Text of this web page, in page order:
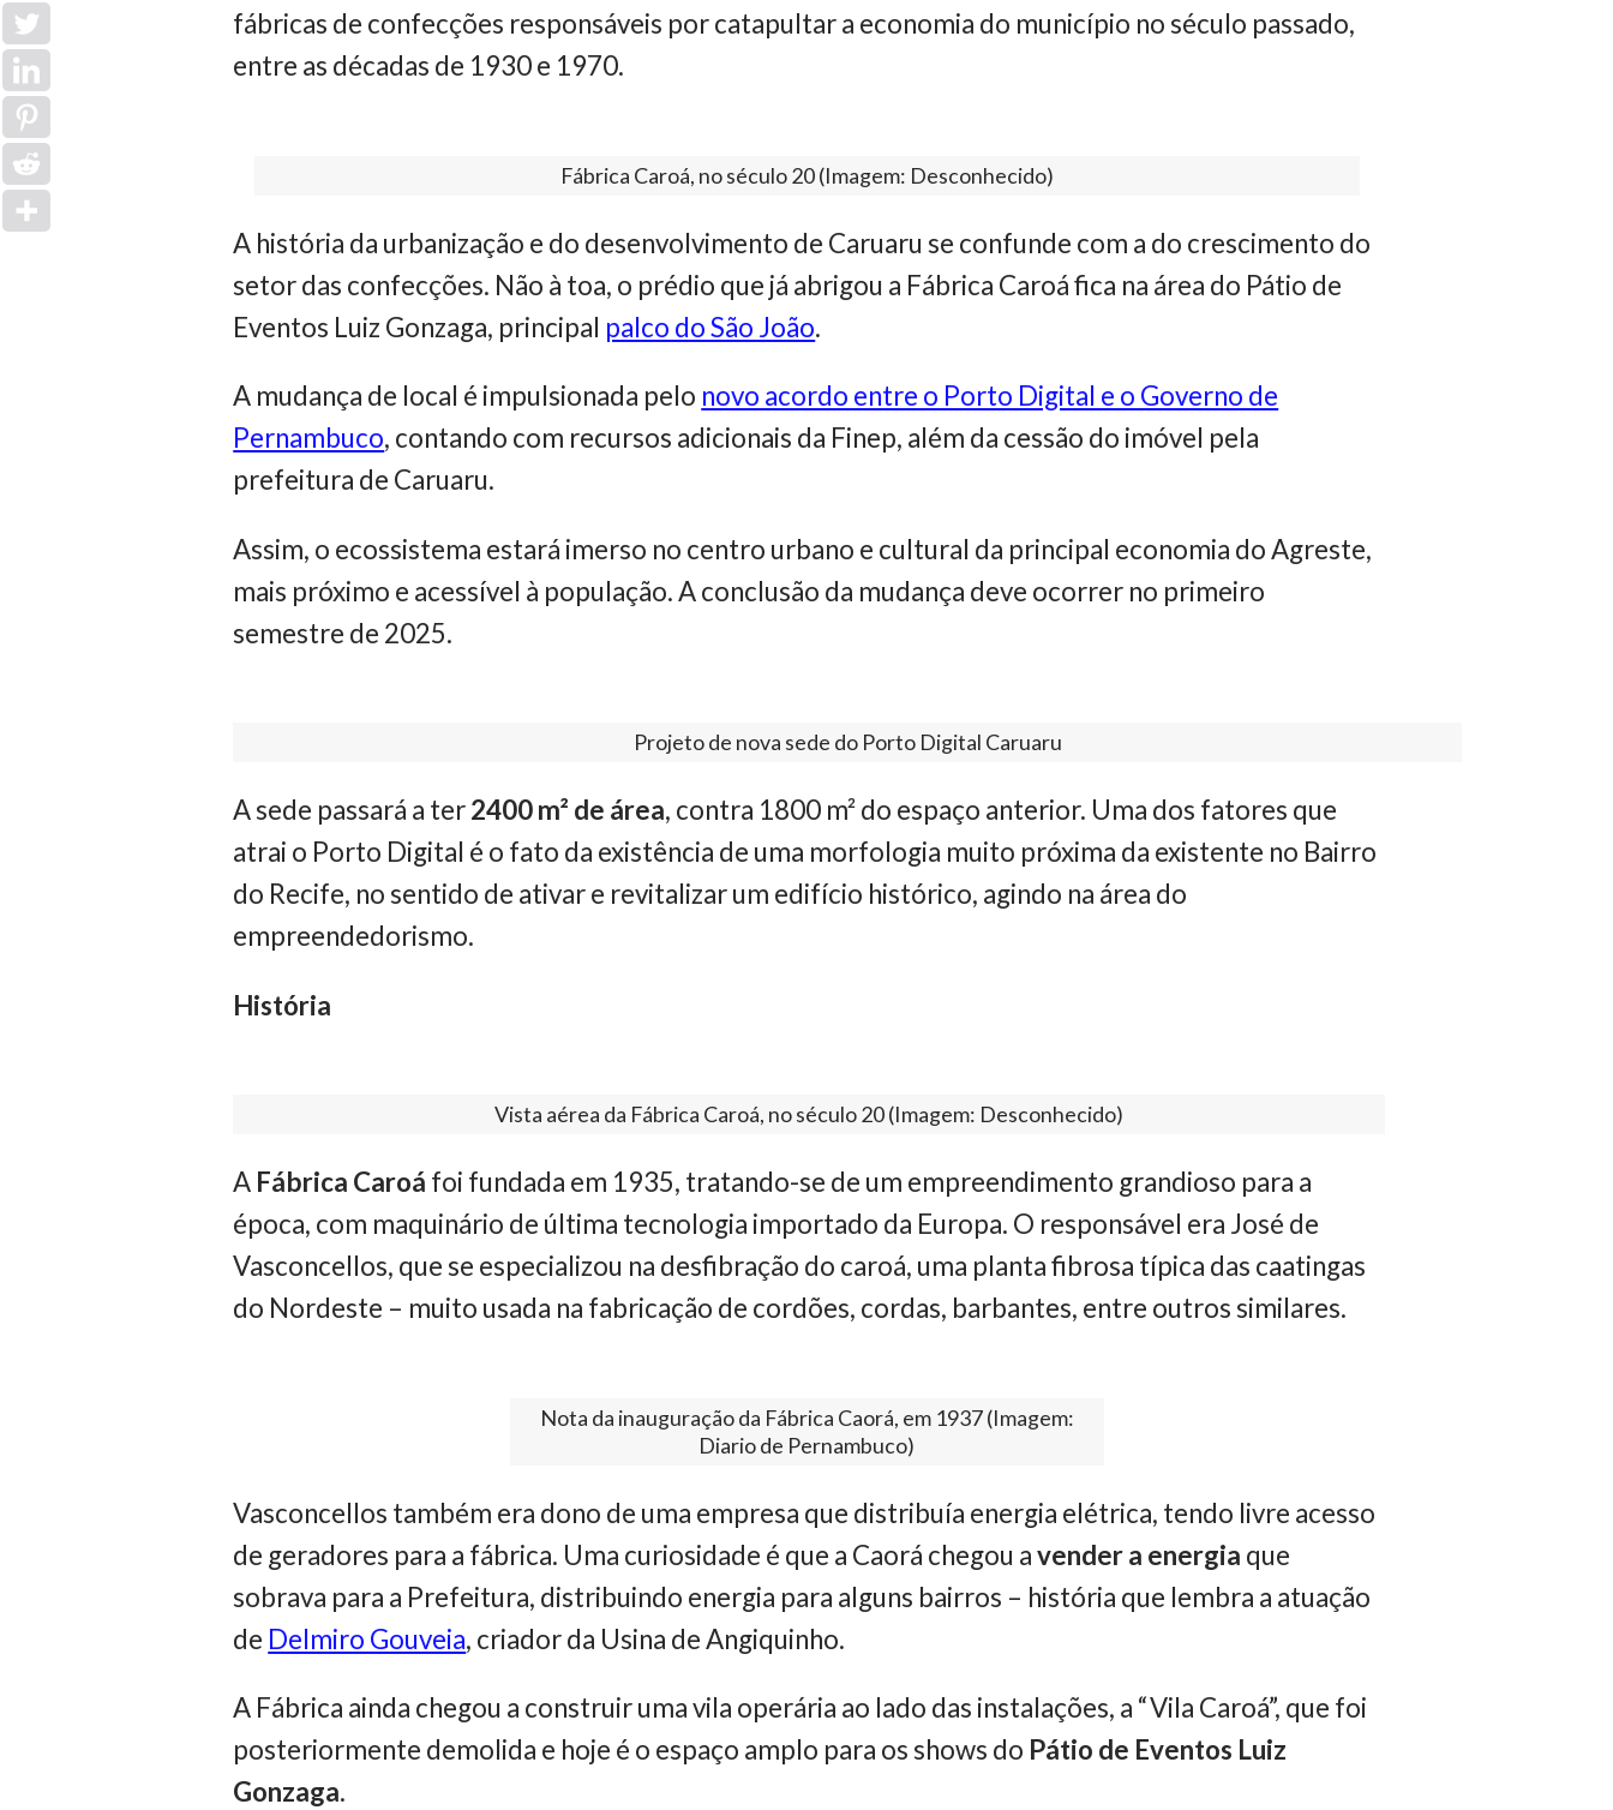
fábricas de confecções responsáveis por catapultar a economia do município no século passado,
entre as décadas de 1930 e 1970.
Fábrica Caroá, no século 20 (Imagem: Desconhecido)
A história da urbanização e do desenvolvimento de Caruaru se confunde com a do crescimento do
setor das confecções. Não à toa, o prédio que já abrigou a Fábrica Caroá fica na área do Pátio de
Eventos Luiz Gonzaga, principal palco do São João.
A mudança de local é impulsionada pelo novo acordo entre o Porto Digital e o Governo de
Pernambuco, contando com recursos adicionais da Finep, além da cessão do imóvel pela
prefeitura de Caruaru.
Assim, o ecossistema estará imerso no centro urbano e cultural da principal economia do Agreste,
mais próximo e acessível à população. A conclusão da mudança deve ocorrer no primeiro
semestre de 2025.
Projeto de nova sede do Porto Digital Caruaru
A sede passará a ter2400 m² de área, contra 1800 m² do espaço anterior. Uma dos fatores que
atrai o Porto Digital é o fato da existência de uma morfologia muito próxima da existente no Bairro
do Recife, no sentido de ativar e revitalizar um edifício histórico, agindo na área do
empreendedorismo.
História
Vista aérea da Fábrica Caroá, no século 20 (Imagem: Desconhecido)
A Fábrica Caroá foi fundada em 1935, tratando-se de um empreendimento grandioso para a
época, com maquinário de última tecnologia importado da Europa. O responsável era José de
Vasconcellos, que se especializou na desfibração do caroá, uma planta fibrosa típica das caatingas
do Nordeste – muito usada na fabricação de cordões, cordas, barbantes, entre outros similares.
Nota da inauguração da Fábrica Caorá, em 1937 (Imagem:
Diario de Pernambuco)
Vasconcellos também era dono de uma empresa que distribuía energia elétrica, tendo livre acesso
de geradores para a fábrica. Uma curiosidade é que a Caorá chegou avender a energia que
sobrava para a Prefeitura, distribuindo energia para alguns bairros – história que lembra a atuação
de Delmiro Gouveia, criador da Usina de Angiquinho.
A Fábrica ainda chegou a construir uma vila operária ao lado das instalações, a “Vila Caroá”, que foi
posteriormente demolida e hoje é o espaço amplo para os shows do Pátio de Eventos Luiz
Gonzaga.